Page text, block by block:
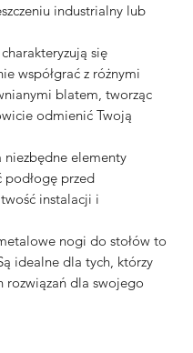
industrialny lub
się
współgrać z różnymi
blatem, tworząc
odmienić Twoją
niezbędne elementy
podłogę przed
instalacji i
nogi do stołów to
idealne dla tych, którzy
rozwiązań dla swojego